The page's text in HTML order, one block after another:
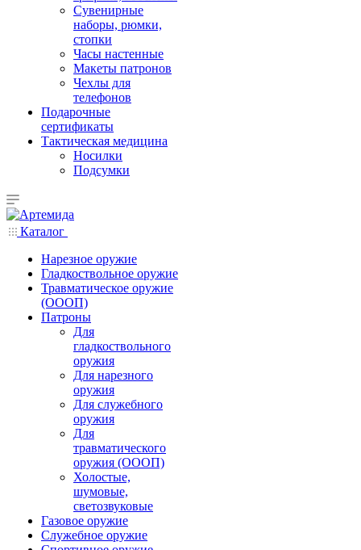
Сувенирные
наборы, рюмки,
стопки
Часы настенные
Макеты патронов
Чехлы для
телефонов
Подарочные
сертификаты
Тактическая медицина
Носилки
Подсумки
Каталог
Нарезное оружие
Гладкоствольное оружие
Травматическое оружие
(ОООП)
Патроны
Для
гладкоствольного
оружия
Для нарезного
оружия
Для служебного
оружия
Для
травматического
оружия (ОООП)
Холостые,
шумовые,
светозвуковые
Газовое оружие
Служебное оружие